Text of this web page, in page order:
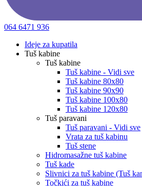
064 6471 936
Ideje za kupatila
Tuš kabine
Tuš kabine
Tuš kabine - Vidi sve
Tuš kabine 80x80
Tuš kabine 90x90
Tuš kabine 100x80
Tuš kabine 120x80
Tuš paravani
Tuš paravani - Vidi sve
Vrata za tuš kabinu
Tuš stene
Hidromasažne tuš kabine
Tuš kade
Slivnici za tuš kabine (Tuš
Točkići za tuš kabine